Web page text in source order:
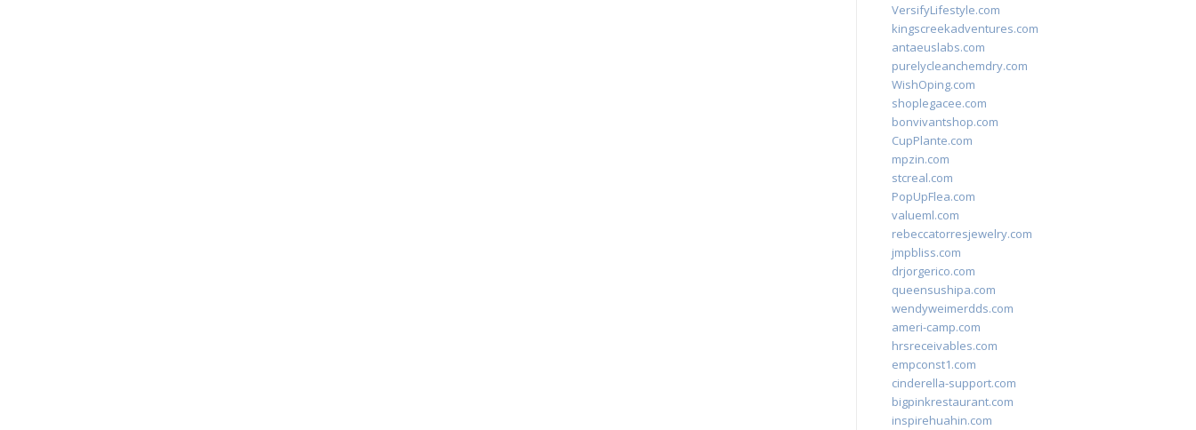
VersifyLifestyle.com
kingscreekadventures.com
antaeuslabs.com
purelycleanchemdry.com
WishOping.com
shoplegacee.com
bonvivantshop.com
CupPlante.com
mpzin.com
stcreal.com
PopUpFlea.com
valueml.com
rebeccatorresjewelry.com
jmpbliss.com
drjorgerico.com
queensushipa.com
wendyweimerdds.com
ameri-camp.com
hrsreceivables.com
empconst1.com
cinderella-support.com
bigpinkrestaurant.com
inspirehuahin.com